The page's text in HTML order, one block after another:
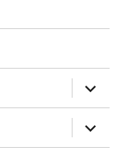
ouvrir
le
sous-
menu
ouvrir
le
sous-